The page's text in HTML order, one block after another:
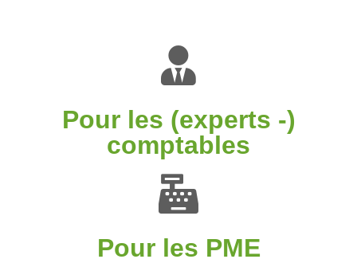
Pour les (experts -)
comptables
Pour les PME